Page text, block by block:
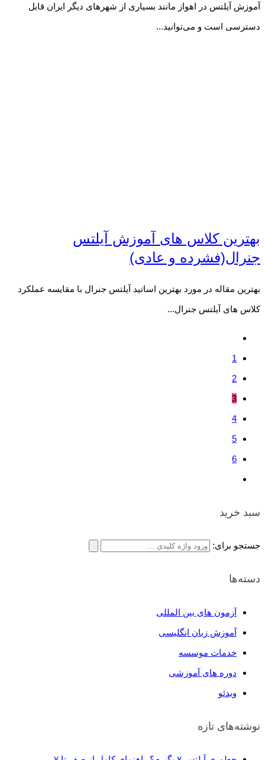
آموزش آیلتس در اهواز مانند بسیاری از شهرهای دیگر ایران قابل
دسترسی است و می‌توانید...
بهترین کلاس های آموزش آیلتس
جنرال(فشرده و عادی)
بهترین مقاله در مورد بهترین اساتید آیلتس جنرال با مقایسه عملکرد
کلاس های آیلتس جنرال...
1
2
3
4
5
6
سبد خرید
جستجو برای:
دسته‌ها
آزمون های بین المللی
آموزش زبان انگلیسی
خدمات موسسه
دوره های آموزشی
ویدئو
نوشته‌های تازه